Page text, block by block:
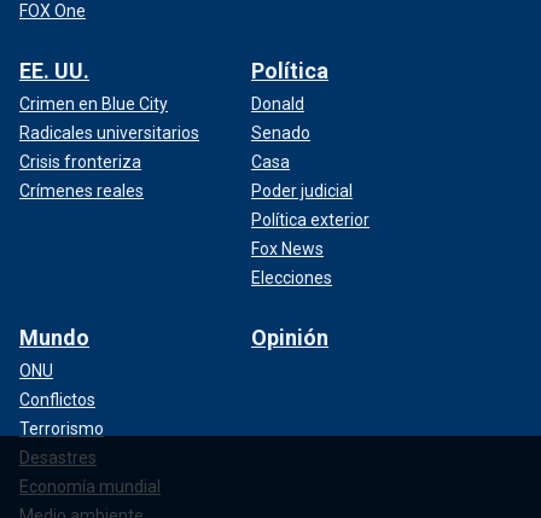
FOX One
EE. UU.
Crimen en Blue City
Radicales universitarios
Crisis fronteriza
Crímenes reales
Política
Donald
Senado
Casa
Poder judicial
Política exterior
Fox News
Elecciones
Mundo
ONU
Conflictos
Terrorismo
Desastres
Economía mundial
Opinión